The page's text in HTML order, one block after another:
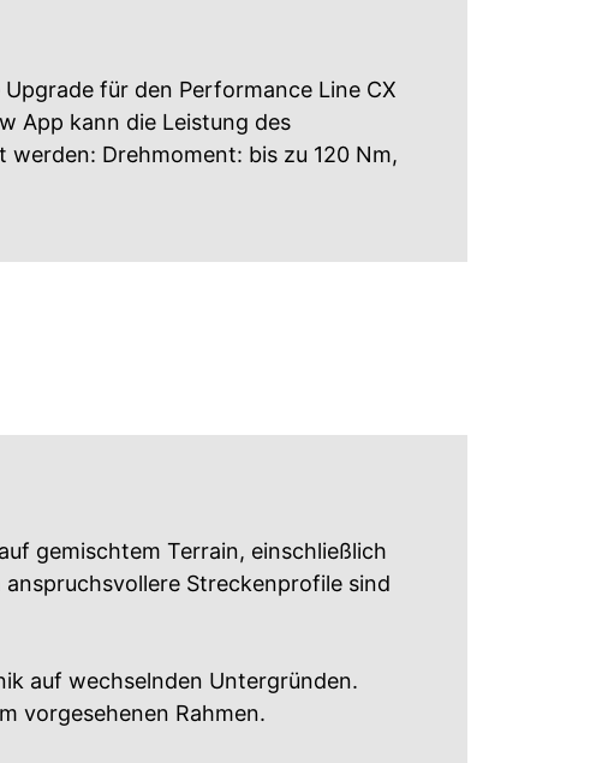
für den Performance Line CX
App kann die Leistung des
Drehmoment: bis zu 120 Nm,
gemischtem Terrain, einschließlich
Streckenprofile sind
auf wechselnden Untergründen.
vorgesehenen Rahmen.